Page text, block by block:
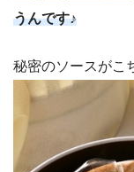
うんです♪
秘密のソースがこ